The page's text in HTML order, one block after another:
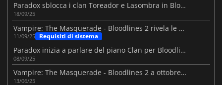
Paradox sblocca i clan Toreador e Lasombra in Bloodlines 2
18/09/25
Vampire: The Masquerade - Bloodlines 2 rivela le specifiche per PC
11/09/25 Requisiti di sistema
Paradox inizia a parlare del piano Clan per Bloodlines II
08/09/25
Vampire: The Masquerade - Bloodlines 2 a ottobre 2025
13/06/25